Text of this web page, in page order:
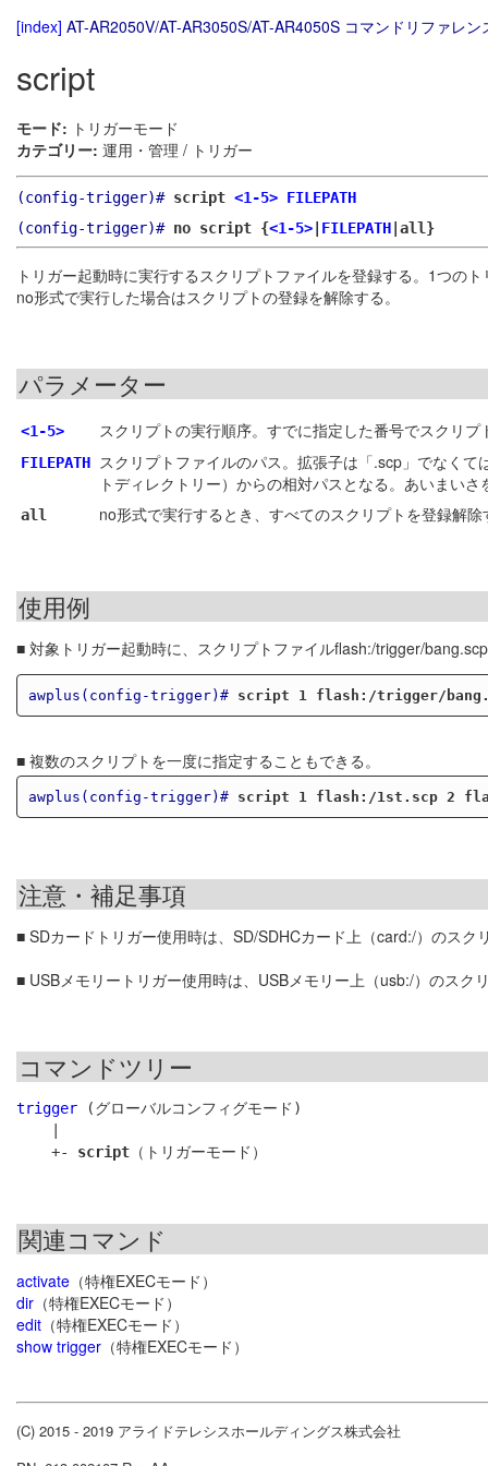
[index] AT-AR2050V/AT-AR3050S/AT-AR4050S コマンドリファレン
script
モード: トリガーモード
カテゴリー: 運用・管理 / トリガー
(config-trigger)# script <1-5> FILEPATH
(config-trigger)# no script {<1-5> FILEPATH |all}
トリガー起動時に実行するスクリプトファイルを登録する。1つの
no形式で実行した場合はスクリプトの登録を解除する。
パラメーター
<1-5> スクリプトの実行順序。すでに指定した番号でスクリ
FILEPATH スクリプトファイルのパス。拡張子は「.scp」でなく
トディレクトリー）からの相対パスとなる。あいまい
all no形式で実行するとき、すべてのスクリプトを登録解
使用例
■ 対象トリガー起動時に、スクリプトファイルflash:/trigger/
awplus(config-trigger)# script 1 flash:/trigger/
■ 複数のスクリプトを一度に指定することもできる。
awplus(config-trigger)# script 1 flash:/1st.scp 2
注意・補足事項
■ SDカードトリガー使用時は、SD/SDHCカード上（card:/）のス
■ USBメモリートリガー使用時は、USBメモリー上（usb:/）のスク
コマンドツリー
trigger (グローバルコンフィグモード)
    +-
script
関連コマンド
activate （特権EXECモード）
dir （特権EXECモード）
edit （特権EXECモード）
show trigger （特権EXECモード）
(C) 2015 - 2019 アライドテレシスホールディングス株式会社